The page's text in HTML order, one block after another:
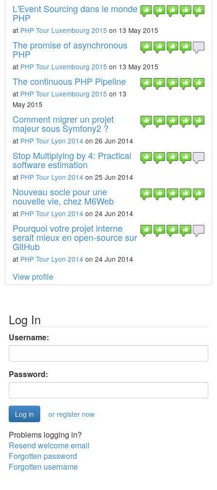
L'Event Sourcing dans le monde
PHP
at PHP Tour Luxembourg 2015 on 13 May 2015
The promise of asynchronous
PHP
at PHP Tour Luxembourg 2015 on 13 May 2015
The continuous PHP Pipeline
at PHP Tour Luxembourg 2015 on 13
May 2015
Comment migrer un projet
majeur sous Symfony2 ?
at PHP Tour Lyon 2014 on 26 Jun 2014
Stop Multiplying by 4: Practical
software estimation
at PHP Tour Lyon 2014 on 25 Jun 2014
Nouveau socle pour une
nouvelle vie, chez M6Web
at PHP Tour Lyon 2014 on 24 Jun 2014
Pourquoi votre projet interne
serait mieux en open-source sur
GitHub
at PHP Tour Lyon 2014 on 24 Jun 2014
View profile
Log In
Username:
Password:
or register now
Problems logging in?
Resend welcome email
Forgotten password
Forgotten username